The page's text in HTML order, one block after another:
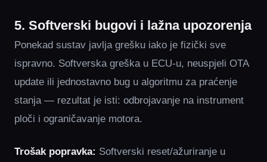
5. Softverski bugovi i lažna upozorenja
Ponekad sustav javlja grešku iako je fizički sve
ispravno. Softverska greška u ECU-u, neuspjeli OTA
update ili jednostavno bug u algoritmu za praćenje
stanja — rezultat je isti: odbrojavanje na instrument
ploči i ograničavanje motora.
Trošak popravka: Softverski reset/ažuriranje u